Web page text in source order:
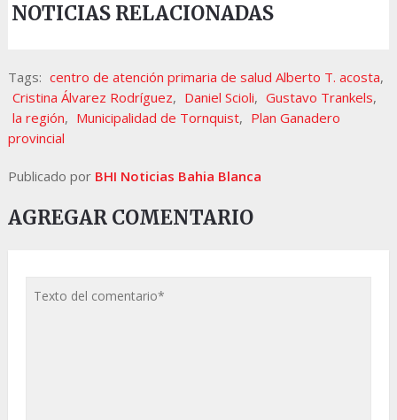
NOTICIAS RELACIONADAS
Tags: centro de atención primaria de salud Alberto T. acosta,
Cristina Álvarez Rodríguez, Daniel Scioli, Gustavo Trankels,
la región, Municipalidad de Tornquist, Plan Ganadero
provincial
Publicado por BHI Noticias Bahia Blanca
AGREGAR COMENTARIO